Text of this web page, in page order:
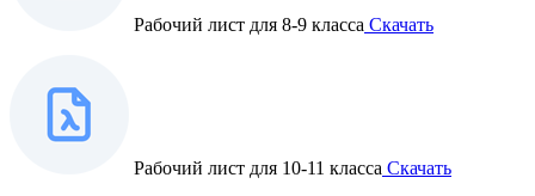
Рабочий лист для 8-9 класса Скачать
Рабочий лист для 10-11 класса Скачать